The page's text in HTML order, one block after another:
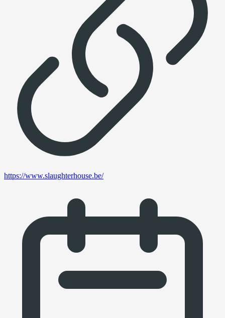
https://www.slaughterhouse.be/